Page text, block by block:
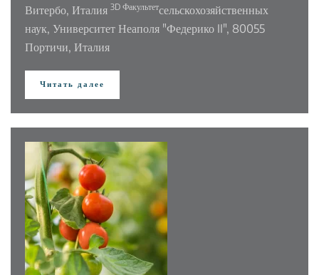
Витербо, Италия 3D Факультетсельскохозяйственных
наук, Университет Неаполя "Федерико II", 80055
Портичи, Италия
Читать далее